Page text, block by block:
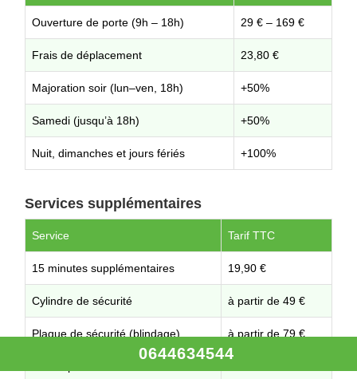
Ouverture de porte (9h – 18h) 29 € – 169 €
Frais de déplacement 23,80 €
Majoration soir (lun–ven, 18h) +50%
Samedi (jusqu’à 18h) +50%
Nuit, dimanches et jours fériés +100%
Services supplémentaires
Service Tarif TTC
15 minutes supplémentaires 19,90 €
Cylindre de sécurité à partir de 49 €
Plaque de sécurité (blindage) à partir de 79 €
0644634544